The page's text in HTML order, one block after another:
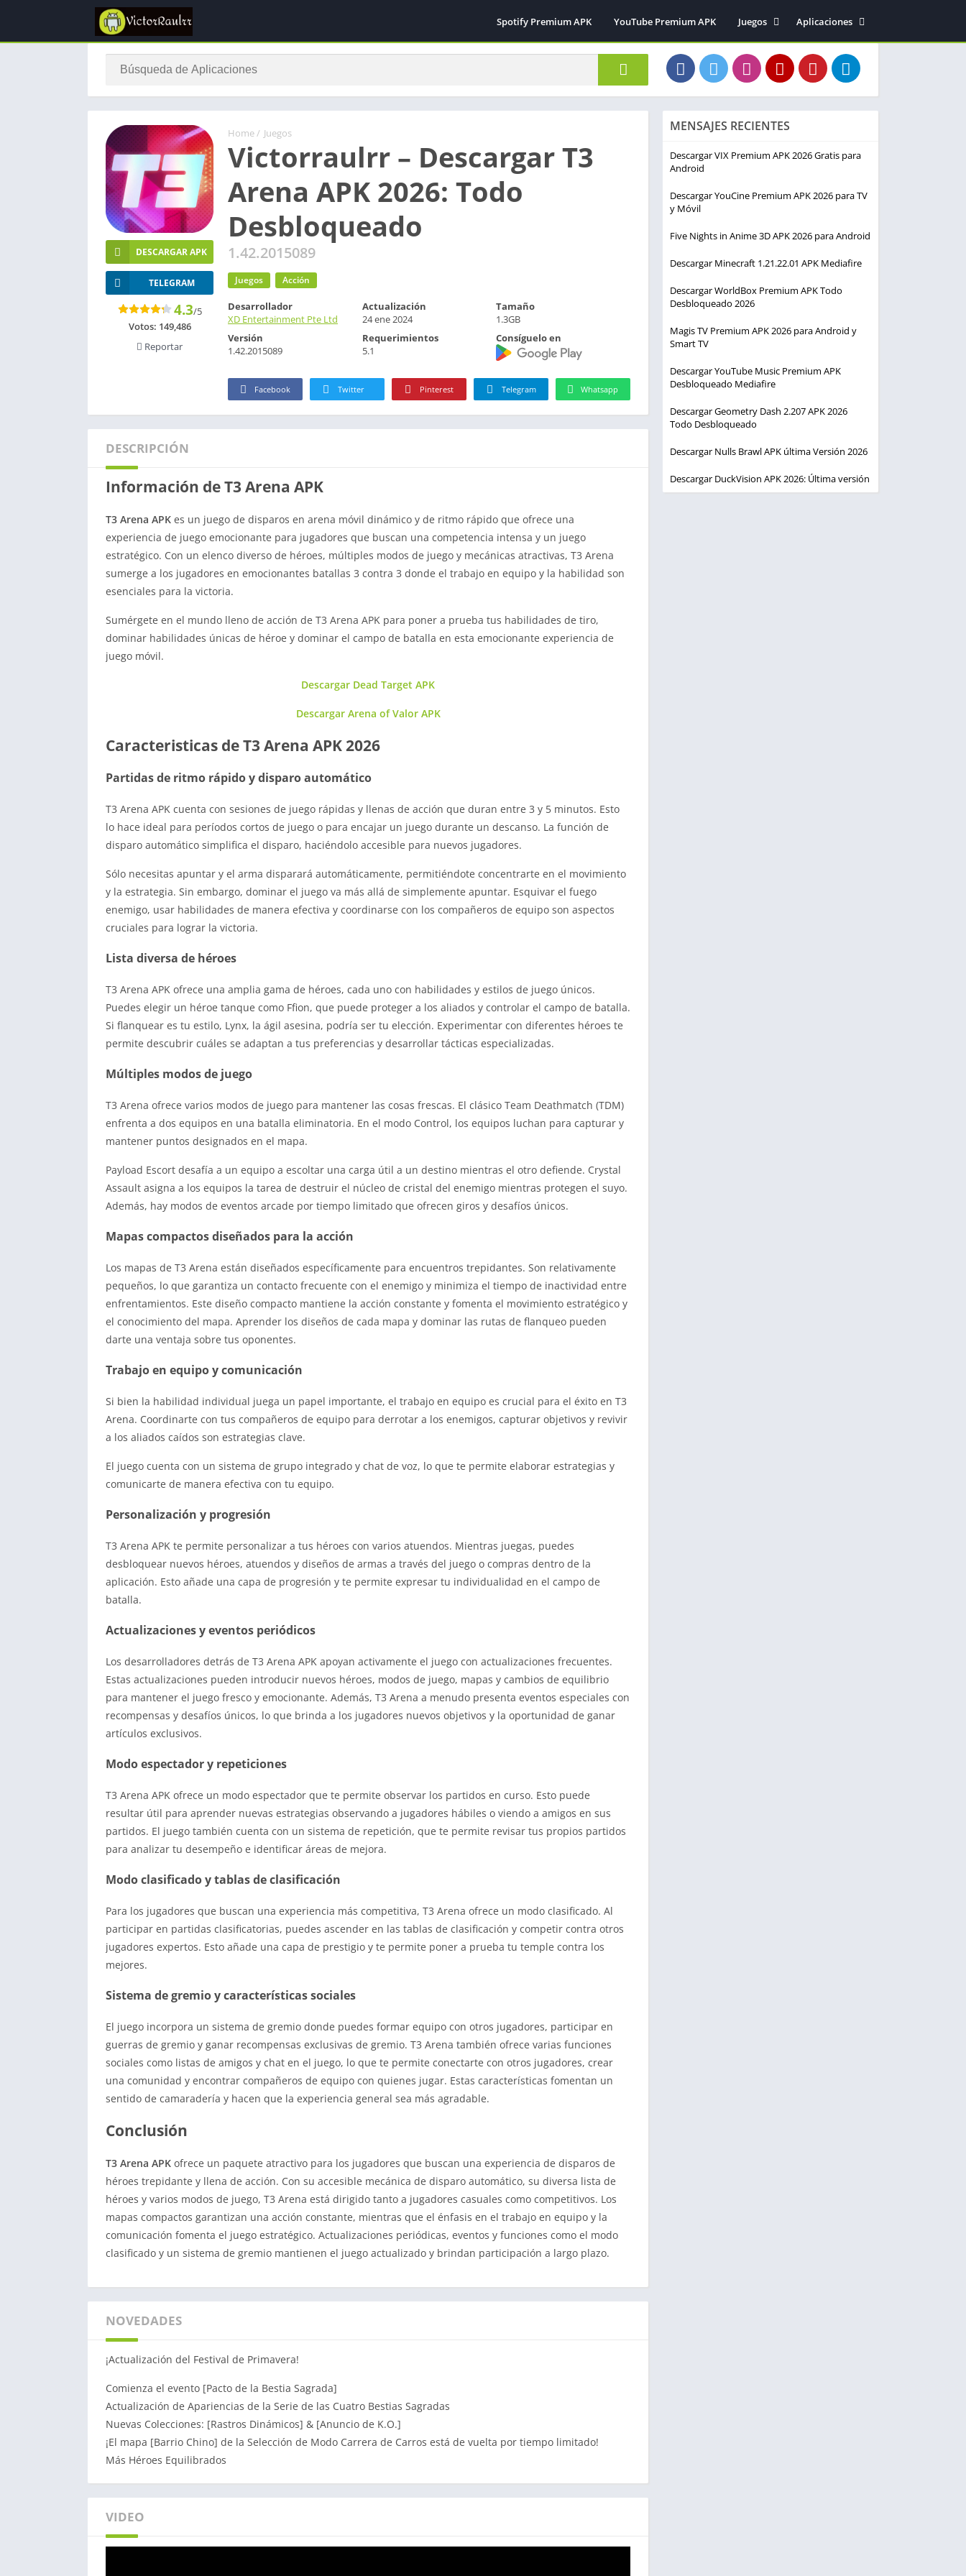
Spotify Premium APK YouTube Premium APK
Juegos
Acción
Arcade
Deportes
Estrategia
Simulación
Aplicaciones
Entretenimiento
Herramientas
Música y audio
Home / Juegos
Victorraulrr – Descargar T3
Arena APK 2026: Todo
Desbloqueado
1.42.2015089
Juegos Acción
DESCARGAR APK
TELEGRAM
4.3/5
Votos: 149,486
Reportar
Desarrollador
XD Entertainment Pte Ltd
Actualización
24 ene 2024
Tamaño
1.3GB
Versión
1.42.2015089
Requerimientos
5.1
Consíguelo en
Facebook Twitter Pinterest Telegram Whatsapp
DESCRIPCIÓN
Información de T3 Arena APK
T3 Arena APK es un juego de disparos en arena móvil dinámico y de ritmo rápido que ofrece una
experiencia de juego emocionante para jugadores que buscan una competencia intensa y un juego
estratégico. Con un elenco diverso de héroes, múltiples modos de juego y mecánicas atractivas, T3 Arena
sumerge a los jugadores en emocionantes batallas 3 contra 3 donde el trabajo en equipo y la habilidad son
esenciales para la victoria.
Sumérgete en el mundo lleno de acción de T3 Arena APK para poner a prueba tus habilidades de tiro,
dominar habilidades únicas de héroe y dominar el campo de batalla en esta emocionante experiencia de
juego móvil.
Descargar Dead Target APK
Descargar Arena of Valor APK
Caracteristicas de T3 Arena APK 2026
Partidas de ritmo rápido y disparo automático
T3 Arena APK cuenta con sesiones de juego rápidas y llenas de acción que duran entre 3 y 5 minutos. Esto
lo hace ideal para períodos cortos de juego o para encajar un juego durante un descanso. La función de
disparo automático simplifica el disparo, haciéndolo accesible para nuevos jugadores.
Sólo necesitas apuntar y el arma disparará automáticamente, permitiéndote concentrarte en el movimiento
y la estrategia. Sin embargo, dominar el juego va más allá de simplemente apuntar. Esquivar el fuego
enemigo, usar habilidades de manera efectiva y coordinarse con los compañeros de equipo son aspectos
cruciales para lograr la victoria.
Lista diversa de héroes
T3 Arena APK ofrece una amplia gama de héroes, cada uno con habilidades y estilos de juego únicos.
Puedes elegir un héroe tanque como Ffion, que puede proteger a los aliados y controlar el campo de batalla.
Si flanquear es tu estilo, Lynx, la ágil asesina, podría ser tu elección. Experimentar con diferentes héroes te
permite descubrir cuáles se adaptan a tus preferencias y desarrollar tácticas especializadas.
Múltiples modos de juego
T3 Arena ofrece varios modos de juego para mantener las cosas frescas. El clásico Team Deathmatch (TDM)
enfrenta a dos equipos en una batalla eliminatoria. En el modo Control, los equipos luchan para capturar y
mantener puntos designados en el mapa.
Payload Escort desafía a un equipo a escoltar una carga útil a un destino mientras el otro defiende. Crystal
Assault asigna a los equipos la tarea de destruir el núcleo de cristal del enemigo mientras protegen el suyo.
Además, hay modos de eventos arcade por tiempo limitado que ofrecen giros y desafíos únicos.
Mapas compactos diseñados para la acción
Los mapas de T3 Arena están diseñados específicamente para encuentros trepidantes. Son relativamente
pequeños, lo que garantiza un contacto frecuente con el enemigo y minimiza el tiempo de inactividad entre
enfrentamientos. Este diseño compacto mantiene la acción constante y fomenta el movimiento estratégico y
el conocimiento del mapa. Aprender los diseños de cada mapa y dominar las rutas de flanqueo pueden
darte una ventaja sobre tus oponentes.
Trabajo en equipo y comunicación
Si bien la habilidad individual juega un papel importante, el trabajo en equipo es crucial para el éxito en T3
Arena. Coordinarte con tus compañeros de equipo para derrotar a los enemigos, capturar objetivos y revivir
a los aliados caídos son estrategias clave.
El juego cuenta con un sistema de grupo integrado y chat de voz, lo que te permite elaborar estrategias y
comunicarte de manera efectiva con tu equipo.
Personalización y progresión
T3 Arena APK te permite personalizar a tus héroes con varios atuendos. Mientras juegas, puedes
desbloquear nuevos héroes, atuendos y diseños de armas a través del juego o compras dentro de la
aplicación. Esto añade una capa de progresión y te permite expresar tu individualidad en el campo de
batalla.
Actualizaciones y eventos periódicos
Los desarrolladores detrás de T3 Arena APK apoyan activamente el juego con actualizaciones frecuentes.
Estas actualizaciones pueden introducir nuevos héroes, modos de juego, mapas y cambios de equilibrio
para mantener el juego fresco y emocionante. Además, T3 Arena a menudo presenta eventos especiales con
recompensas y desafíos únicos, lo que brinda a los jugadores nuevos objetivos y la oportunidad de ganar
artículos exclusivos.
Modo espectador y repeticiones
T3 Arena APK ofrece un modo espectador que te permite observar los partidos en curso. Esto puede
resultar útil para aprender nuevas estrategias observando a jugadores hábiles o viendo a amigos en sus
partidos. El juego también cuenta con un sistema de repetición, que te permite revisar tus propios partidos
para analizar tu desempeño e identificar áreas de mejora.
Modo clasificado y tablas de clasificación
Para los jugadores que buscan una experiencia más competitiva, T3 Arena ofrece un modo clasificado. Al
participar en partidas clasificatorias, puedes ascender en las tablas de clasificación y competir contra otros
jugadores expertos. Esto añade una capa de prestigio y te permite poner a prueba tu temple contra los
mejores.
Sistema de gremio y características sociales
El juego incorpora un sistema de gremio donde puedes formar equipo con otros jugadores, participar en
guerras de gremio y ganar recompensas exclusivas de gremio. T3 Arena también ofrece varias funciones
sociales como listas de amigos y chat en el juego, lo que te permite conectarte con otros jugadores, crear
una comunidad y encontrar compañeros de equipo con quienes jugar. Estas características fomentan un
sentido de camaradería y hacen que la experiencia general sea más agradable.
Conclusión
T3 Arena APK ofrece un paquete atractivo para los jugadores que buscan una experiencia de disparos de
héroes trepidante y llena de acción. Con su accesible mecánica de disparo automático, su diversa lista de
héroes y varios modos de juego, T3 Arena está dirigido tanto a jugadores casuales como competitivos. Los
mapas compactos garantizan una acción constante, mientras que el énfasis en el trabajo en equipo y la
comunicación fomenta el juego estratégico. Actualizaciones periódicas, eventos y funciones como el modo
clasificado y un sistema de gremio mantienen el juego actualizado y brindan participación a largo plazo.
NOVEDADES
¡Actualización del Festival de Primavera!
Comienza el evento [Pacto de la Bestia Sagrada]
Actualización de Apariencias de la Serie de las Cuatro Bestias Sagradas
Nuevas Colecciones: [Rastros Dinámicos] & [Anuncio de K.O.]
¡El mapa [Barrio Chino] de la Selección de Modo Carrera de Carros está de vuelta por tiempo limitado!
Más Héroes Equilibrados
VIDEO
MENSAJES RECIENTES
Descargar VIX Premium APK 2026 Gratis para
Android
Descargar YouCine Premium APK 2026 para TV
y Móvil
Five Nights in Anime 3D APK 2026 para Android
Descargar Minecraft 1.21.22.01 APK Mediafire
Descargar WorldBox Premium APK Todo
Desbloqueado 2026
Magis TV Premium APK 2026 para Android y
Smart TV
Descargar YouTube Music Premium APK
Desbloqueado Mediafire
Descargar Geometry Dash 2.207 APK 2026
Todo Desbloqueado
Descargar Nulls Brawl APK última Versión 2026
Descargar DuckVision APK 2026: Última versión